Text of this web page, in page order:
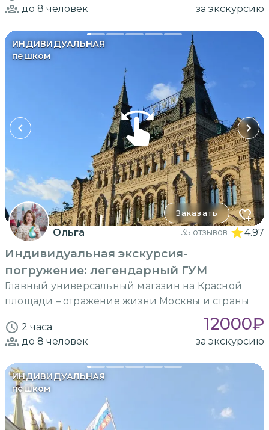
до 8 человек за экскурсию
ИНДИВИДУАЛЬНАЯ
пешком
Заказать
Ольга 35 отзывов 4.97
Индивидуальная экскурсия-
погружение: легендарный ГУМ
Главный универсальный магазин на Красной
площади – отражение жизни Москвы и страны
2 часа 12000₽
до 8 человек за экскурсию
ИНДИВИДУАЛЬНАЯ
пешком